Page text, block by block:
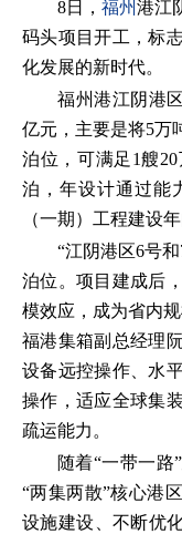
8日， 福州港江
码头项目开工，标
化发展的新时代。
福州港江阴港
亿元，主要是将5万
泊位，可满足1艘
泊，年设计通过能
（一期）工程建设年
“江阴港区6号
泊位。项目建成后
模效应，成为省内
福港集箱副总经理
设备远控操作、水
操作，适应全球集
疏运能力。
随着“一带一路
“两集两散”核心港
设施建设、不断优